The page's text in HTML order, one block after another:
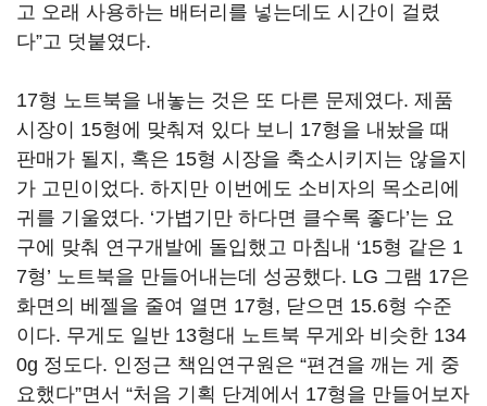
고 오래 사용하는 배터리를 넣는데도 시간이 걸렸
다”고 덧붙였다.
17형 노트북을 내놓는 것은 또 다른 문제였다. 제품
시장이 15형에 맞춰져 있다 보니 17형을 내놨을 때
판매가 될지, 혹은 15형 시장을 축소시키지는 않을지
가 고민이었다. 하지만 이번에도 소비자의 목소리에
귀를 기울였다. ‘가볍기만 하다면 클수록 좋다’는 요
구에 맞춰 연구개발에 돌입했고 마침내 ‘15형 같은 1
7형’ 노트북을 만들어내는데 성공했다. LG 그램 17은
화면의 베젤을 줄여 열면 17형, 닫으면 15.6형 수준
이다. 무게도 일반 13형대 노트북 무게와 비슷한 134
0g 정도다. 인정근 책임연구원은 “편견을 깨는 게 중
요했다”면서 “처음 기획 단계에서 17형을 만들어보자